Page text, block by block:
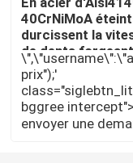
Bloc en acier
Douilles forgées
40CrNiMoA
durcissent la
de dents
vitesse de haute
qualité
prix");'
class="siglebtn_lit
bggree
envoyer une